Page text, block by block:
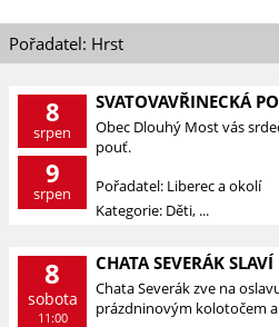
Pořadatel: Hrst
8
srpen
9
srpen
SVATOVAVŘINECKÁ
Obec Dlouhý Most vás
pouť.
Pořadatel: Liberec a okolí
Kategorie: Děti, ...
8
sobota
11:00
CHATA SEVERÁK
Chata Severák zve na
prázdninovým kolotočem